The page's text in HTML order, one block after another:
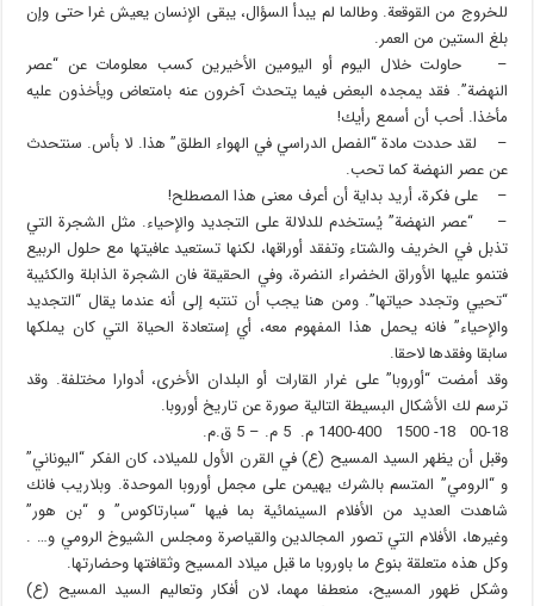
للخروج من القوقعة. وطالما لم يبدأ السؤال، يبقى الإنسان يعيش غرا حتى وإن
بلغ الستين من العمر.
– حاولت خلال اليوم أو اليومين الأخيرين كسب معلومات عن “عصر
النهضة”. فقد يمجده البعض فيما يتحدث آخرون عنه بامتعاض ويأخذون عليه
مأخذا. أحب أن أسمع رأيك!
– لقد حددت مادة “الفصل الدراسي في الهواء الطلق” هذا. لا بأس. سنتحدث
عن عصر النهضة كما تحب.
– على فكرة، أريد بداية أن أعرف معنى هذا المصطلح!
– “عصر النهضة” يُستخدم للدلالة على التجديد والإحياء. مثل الشجرة التي
تذبل في الخريف والشتاء وتفقد أوراقها، لكنها تستعيد عافيتها مع حلول الربيع
فتنمو عليها الأوراق الخضراء النضرة، وفي الحقيقة فان الشجرة الذابلة والكئيبة
“تحيي وتجدد حياتها”. ومن هنا يجب أن تنتبه إلى أنه عندما يقال “التجديد
والإحياء” فانه يحمل هذا المفهوم معه، أي إستعادة الحياة التي كان يملكها
سابقا وفقدها لاحقا.
وقد أمضت “أوروبا” على غرار القارات أو البلدان الأخرى، أدوارا مختلفة. وقد
ترسم لك الأشكال البسيطة التالية صورة عن تاريخ أوروبا.
00-18 18- 1500 1400-400 م. 5 م. – 5 ق.م.
وقبل أن يظهر السيد المسيح (ع) في القرن الأول للميلاد، كان الفكر “اليوناني”
و “الرومي” المتسم بالشرك يهيمن على مجمل أوروبا الموحدة. وبلاريب فانك
شاهدت العديد من الأفلام السينمائية بما فيها “سبارتاكوس” و “بن هور”
وغيرها، الأفلام التي تصور المجالدين والقياصرة ومجلس الشيوخ الرومي و… .
وكل هذه متعلقة بنوع ما باوروبا ما قبل ميلاد المسيح وثقافتها وحضارتها.
وشكل ظهور المسيح، منعطفا مهما، لان أفكار وتعاليم السيد المسيح (ع)